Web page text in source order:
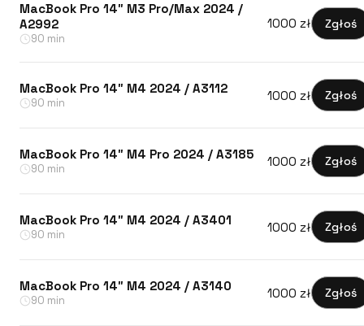
MacBook Pro 14″ M3 Pro/Max 2024 /
A2992
90 min
1000 zł Zgłoś
MacBook Pro 14″ M4 2024 / A3112
90 min 1000 zł Zgłoś
MacBook Pro 14″ M4 Pro 2024 / A3185
90 min 1000 zł Zgłoś
MacBook Pro 14″ M4 2024 / A3401
90 min 1000 zł Zgłoś
MacBook Pro 14″ M4 2024 / A3140
90 min 1000 zł Zgłoś